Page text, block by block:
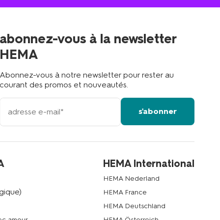
?
abonnez-vous à la newsletter
HEMA
Abonnez-vous à notre newsletter pour rester au
courant des promos et nouveautés.
votre
adresse
s'abonner
HEMA International
HEMA Nederland
HEMA France
HEMA Deutschland